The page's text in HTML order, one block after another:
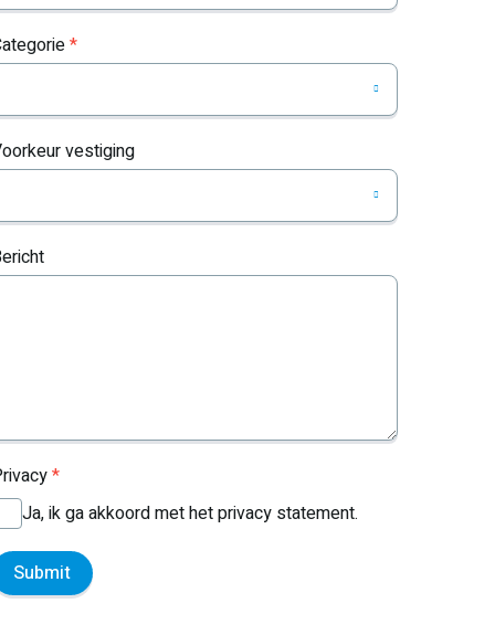
*
vestiging
*
Ja, ik ga akkoord met het privacy statement.